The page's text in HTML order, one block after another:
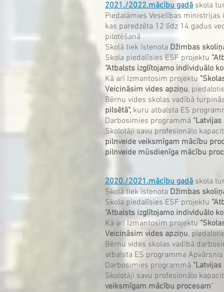
2021./2022.mācību gadā skola
Piedalāmies Veselības
kas paredzēta 12 līdz 14 gadus
pilotēšanā
Skolā tiek īstenota Džimbas
Skola piedalīsies ESF projektu
"Atbalsts izglītojamo individuālo
Kā arī Izmantosim projektu
Veicināsim vides apziņu,
Bērnu vides skolas vadībā
pilsētā", kuru atbalsta ES
Darbosimies programmā
Skolotāji savu profesionālo
pilnveide veiksmīgam mācību
pilnveide mūsdienīga mācību
2020./2021.mācību gadā skola
Skolā tiek īstenota Džimbas
Skola piedalīsies ESF projektu
"Atbalsts izglītojamo individuālo
Kā arī Izmantosim projektu
Veicināsim vides apziņu,
Bērnu vides skolas vadībā
atbalsta ES programma
Darbosimies programmā
Skolotāji savu profesionālo
veiksmīgam mācību procesam”